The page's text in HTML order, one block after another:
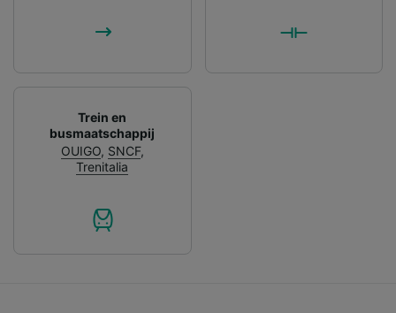
Trein en
busmaatschappij
OUIGO, SNCF,
Trenitalia